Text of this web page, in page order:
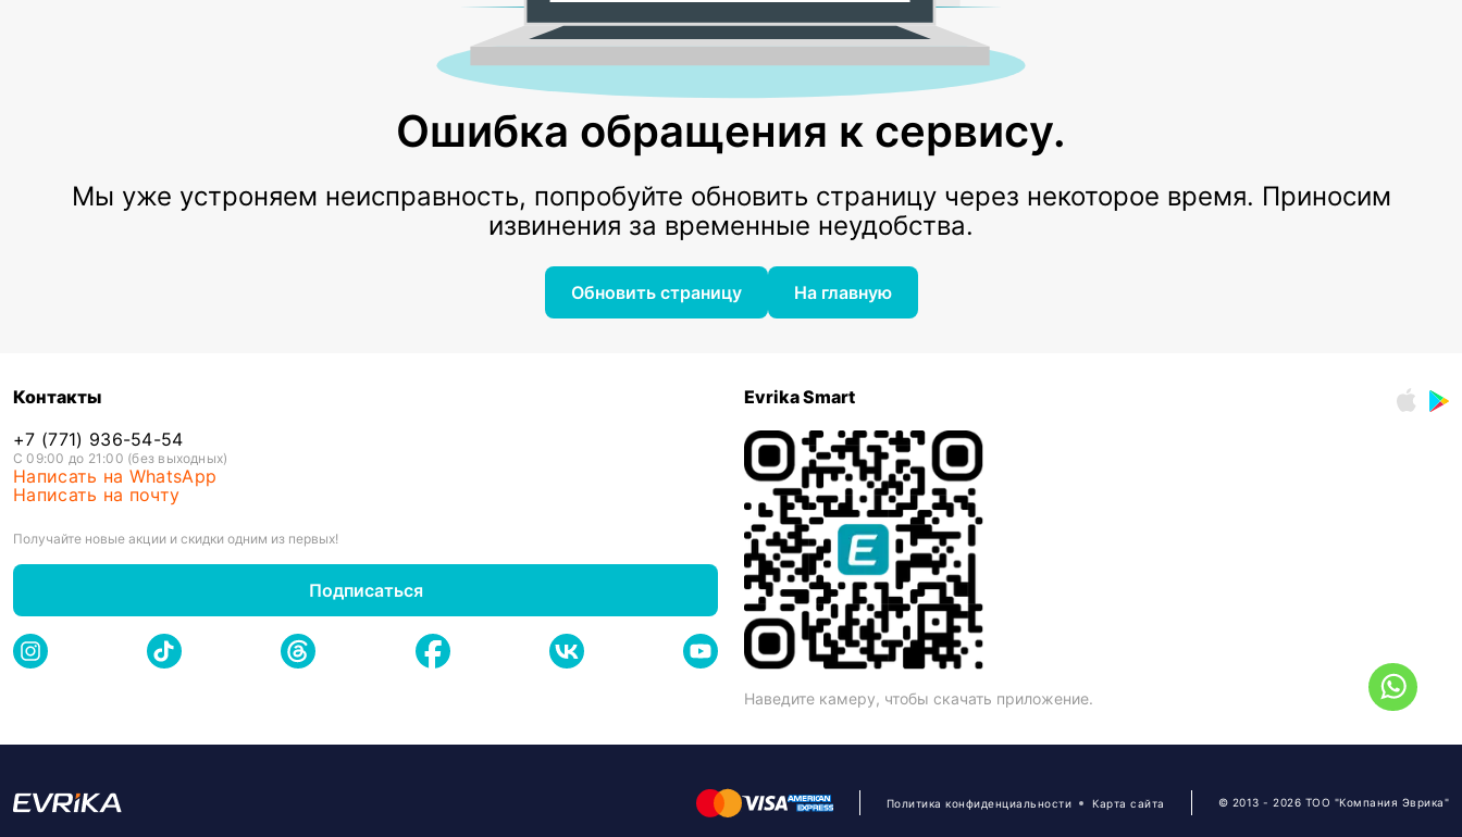
Ошибка обращения к сервису.
Мы уже устроняем неисправность, попробуйте обновить страницу через некоторое время. Приносим
извинения за временные неудобства.
Обновить страницу На главную
Контакты
+7 (771) 936-54-54
С 09:00 до 21:00 (без выходных)
Написать на WhatsApp
Написать на почту
Получайте новые акции и скидки одним из первых!
Подписаться
Evrika Smart
Наведите камеру, чтобы скачать приложение.
Политика конфиденциальности Карта сайта © 2013 - 2026 ТОО "Компания Эврика"